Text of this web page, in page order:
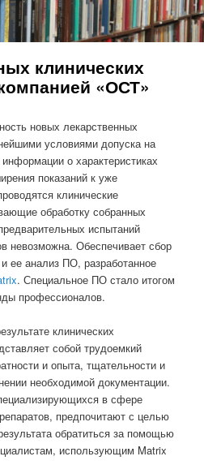
клинических
«ОСТ»
новых лекарственных
условиями допуска на
о характеристиках
показаний к уже
клинические
обработку собранных
испытаний
невозможна. Обеспечивает сбор
ее анализ ПО, разработанное
. Специальное ПО стало итогом
профессионалов.
клинических
собой трудоемкий
и опыта, тщательности и
необходимой документации.
в сфере
предпочитают с целью
обратиться за помощью
использующим Matrix